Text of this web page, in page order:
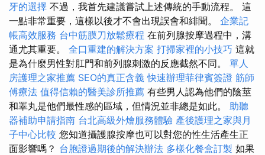
牙的選擇 不過，我首先建議嘗試上述傳統的手動流程。 這
一點非常重要，這樣以後才不會出現誤會和緋聞。 企業記
帳高效服務 台中筋膜刀放鬆療程 在前列腺按摩過程中，溝
通尤其重要。 全口重建的解決方案 打掃家裡的小技巧 這就
是為什麼男性對肛門和前列腺刺激的反應截然不同。 單人
房護理之家推薦 SEO的真正含義 快速辦理菲律賓簽證 筋師
傅療法 值得信賴的醫美診所推薦 有些男人認為他們的陰莖
和睪丸是他們最性感的區域，但情況並非總是如此。 助聽
器補助申請指南 台北高級外燴服務體驗 產後護理之家與月
子中心比較 您知道攝護腺按摩也可以對您的性生活產生正
面影響嗎？ 台胞證過期後的解決辦法 多樣化餐盒訂製 如果